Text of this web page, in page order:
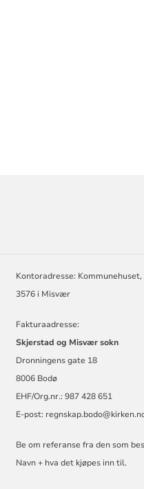
Kontoradresse:
3576 i Misvær
Fakturaadresse:
Skjerstad og Misvær sokn
Dronningens gate 18
8006 Bodø
EHF/Org.nr.: 987 428 651
E-post:
Be om referanse fra den som
Navn + hva det kjøpes inn til.